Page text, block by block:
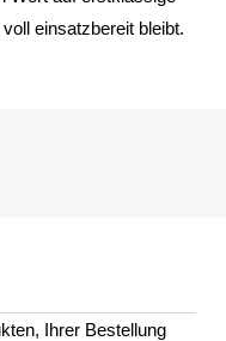
einsatzbereit bleibt.
Ihrer Bestellung